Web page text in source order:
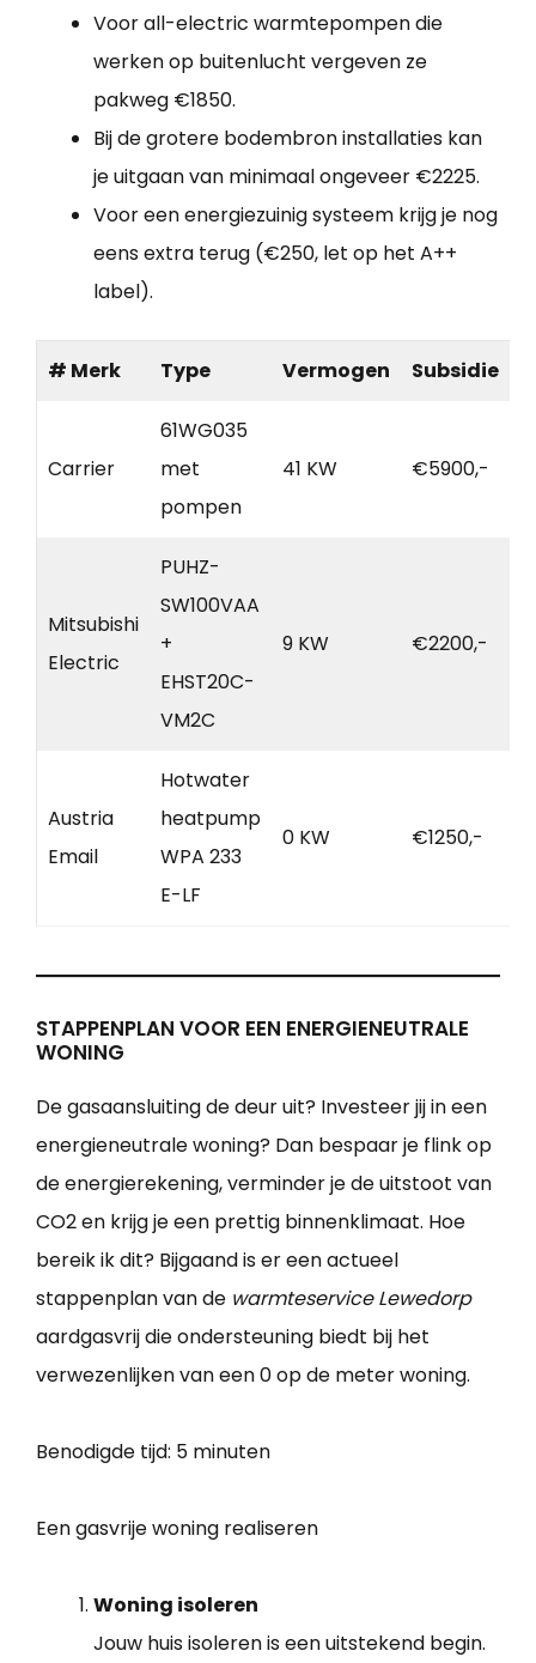
Voor all-electric warmtepompen die
werken op buitenlucht vergeven ze
pakweg €1850.
Bij de grotere bodembron installaties kan
je uitgaan van minimaal ongeveer €2225.
Voor een energiezuinig systeem krijg je nog
eens extra terug (€250, let op het A++
label).
# Merk Type Vermogen Subsidie
Carrier
61WG035
met
pompen
41 KW €5900,-
Mitsubishi
Electric
PUHZ-
SW100VAA
+
EHST20C-
VM2C
9 KW €2200,-
Austria
Email
Hotwater
heatpump
WPA 233
E-LF
0 KW €1250,-
STAPPENPLAN VOOR EEN ENERGIENEUTRALE
WONING
De gasaansluiting de deur uit? Investeer jij in een
energieneutrale woning? Dan bespaar je flink op
de energierekening, verminder je de uitstoot van
CO2 en krijg je een prettig binnenklimaat. Hoe
bereik ik dit? Bijgaand is er een actueel
stappenplan van de warmteservice Lewedorp
aardgasvrij die ondersteuning biedt bij het
verwezenlijken van een 0 op de meter woning.
Benodigde tijd: 5 minuten
Een gasvrije woning realiseren
Woning isoleren
Jouw huis isoleren is een uitstekend begin.